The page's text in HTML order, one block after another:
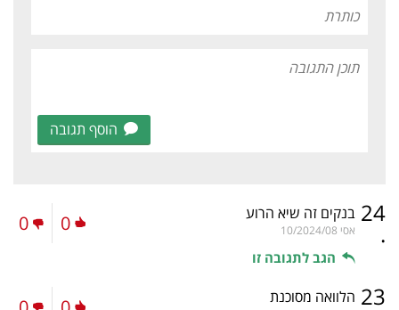
הוסף תגובה
24
.
בנקים זה שיא הרוע
אסי 10/2024/08
הגב לתגובה זו
0
0
23 הלוואה מסוכנת